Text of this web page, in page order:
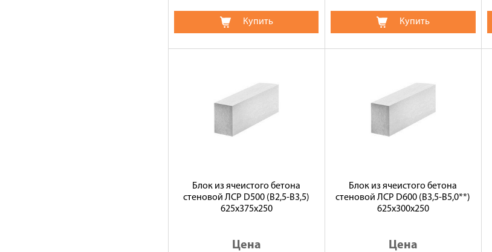
Купить Купить
Блок из ячеистого бетона
стеновой ЛСР D500 (В2,5-B3,5)
625х375х250
Цена
Блок из ячеистого бетона
стеновой ЛСР D600 (В3,5-B5,0**)
625х300х250
Цена